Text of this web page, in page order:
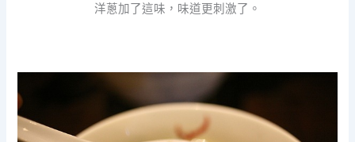
洋蔥加了這味，味道更刺激了。